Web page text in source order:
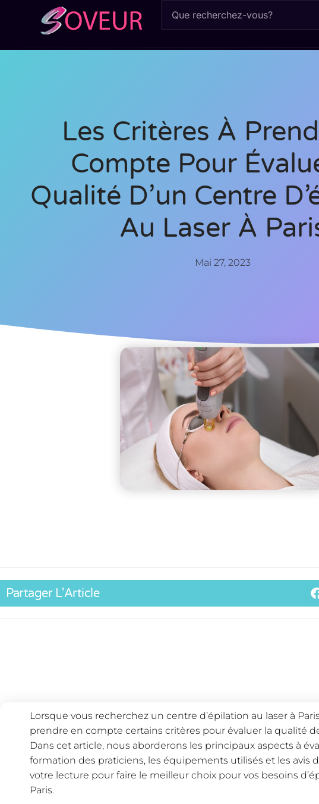
Les Critères À
Compte Pour
Qualité D’un Centre
Au Laser À
Mai 27, 2023
Partager L'Article
Lorsque vous recherchez un centre d’épilation au laser à
prendre en compte certains critères pour évaluer la qualité
Dans cet article, nous aborderons les principaux aspects à
formation des praticiens, les équipements utilisés et les avis
votre lecture pour faire le meilleur choix pour vos besoins
Paris.